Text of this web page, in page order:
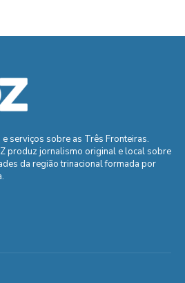
serviços sobre as Três Fronteiras.
produz jornalismo original e local sobre
da região trinacional formada por